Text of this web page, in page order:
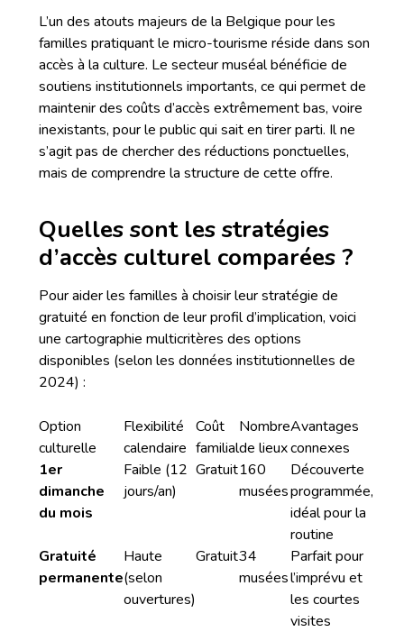
L’un des atouts majeurs de la Belgique pour les
familles pratiquant le micro-tourisme réside dans son
accès à la culture. Le secteur muséal bénéficie de
soutiens institutionnels importants, ce qui permet de
maintenir des coûts d’accès extrêmement bas, voire
inexistants, pour le public qui sait en tirer parti. Il ne
s’agit pas de chercher des réductions ponctuelles,
mais de comprendre la structure de cette offre.
Quelles sont les stratégies
d’accès culturel comparées ?
Pour aider les familles à choisir leur stratégie de
gratuité en fonction de leur profil d’implication, voici
une cartographie multicritères des options
disponibles (selon les données institutionnelles de
2024) :
Option
culturelle
Flexibilité
calendaire
Coût
familial
Nombre
de lieux
Avantages
connexes
1er
dimanche
du mois
Faible (12
jours/an)
Gratuit160
musées
Découverte
programmée,
idéal pour la
routine
Gratuité
permanente
Haute
(selon
ouvertures)
Gratuit34
musées
Parfait pour
l’imprévu et
les courtes
visites